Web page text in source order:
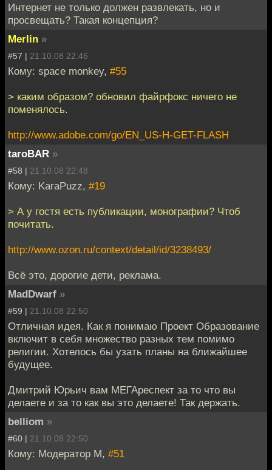
Интернет не только должен развлекать, но и
просвещать? Такая концепция?
Merlin »
#57 | 21.10.08 22:46
Кому: space monkey, #55
> каким образом? обновил файрфокс ничего не
поменялось.
http://www.adobe.com/go/EN_US-H-GET-FLASH
taroBAR »
#58 | 21.10.08 22:48
Кому: KaraPuzz, #19
> А у гостя есть публикации, монографии? Чтоб
почитать.
http://www.ozon.ru/context/detail/id/3238493/
Всё это, дорогие дети, реклама.
MadDwarf »
#59 | 21.10.08 22:50
Отличная идея. Как я понимаю Проект Образование
включит в себя множество разных тем помимо
религии. Хотелось бы узать планы на ближайшее
будущее.
Дмитрий Юрьич вам МЕГАреспект за то что вы
делаете и за то как вы это делаете! Так держать.
belliom »
#60 | 21.10.08 22:50
Кому: Модератор М, #51